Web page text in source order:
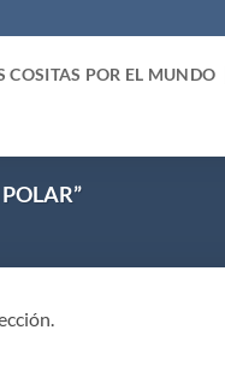
COSITAS POR EL MUNDO